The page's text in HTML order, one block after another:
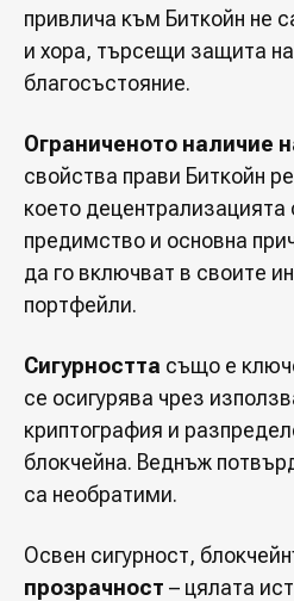
привлича към Биткойн не
и хора, търсещи защита
благосъстояние.
Ограниченото наличие
свойства прави Биткойн
което
предимство и основна
да го включват в своите
портфейли.
Сигурността също е
се осигурява чрез
криптография и
блокчейна. Веднъж
са необратими.
Освен сигурност,
прозрачност – цялата